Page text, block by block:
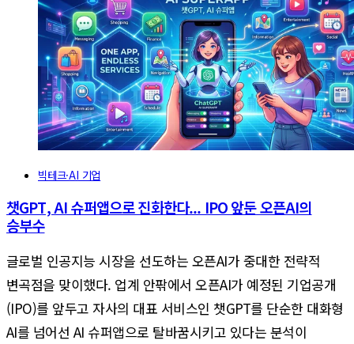
빅테크·AI 기업
챗GPT, AI 슈퍼앱으로 진화한다... IPO 앞둔 오픈AI의
승부수
글로벌 인공지능 시장을 선도하는 오픈AI가 중대한 전략적
변곡점을 맞이했다. 업계 안팎에서 오픈AI가 예정된 기업공개
(IPO)를 앞두고 자사의 대표 서비스인 챗GPT를 단순한 대화형
AI를 넘어선 AI 슈퍼앱으로 탈바꿈시키고 있다는 분석이